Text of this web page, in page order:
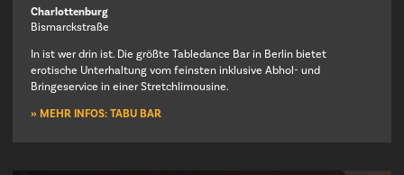
Charlottenburg
Bismarckstraße
In ist wer drin ist. Die größte Tabledance Bar in Berlin bietet
erotische Unterhaltung vom feinsten inklusive Abhol- und
Bringeservice in einer Stretchlimousine.
» MEHR INFOS: TABU BAR